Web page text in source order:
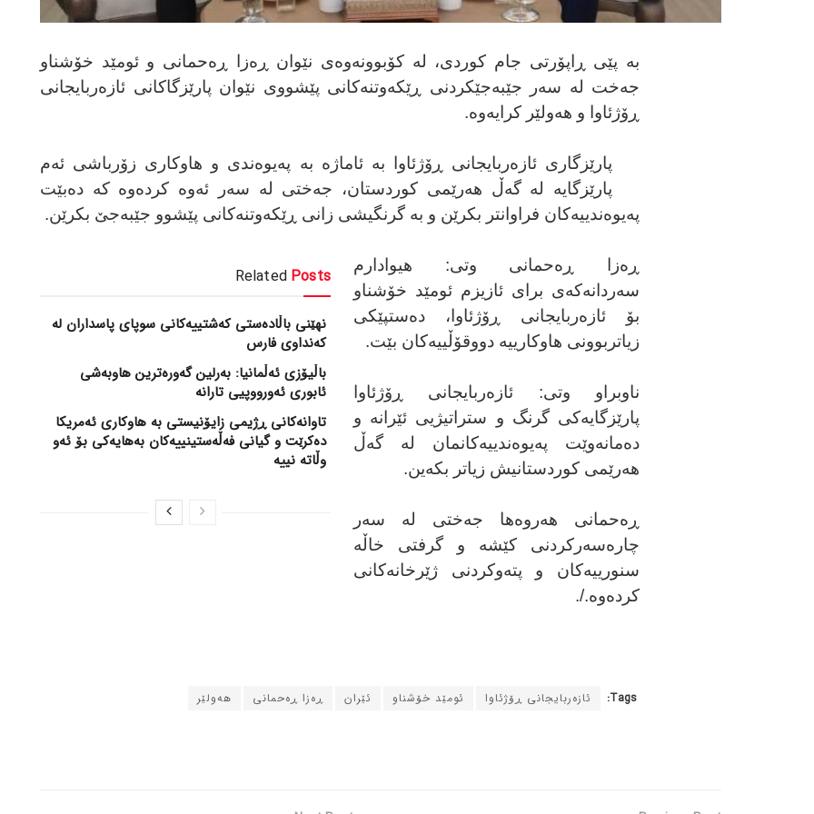
بە پێی ڕاپۆرتی جام کوردی، لە کۆبوونەوەی نێوان ڕەزا ڕەحمانی و ئومێد خۆشناو
جەخت لە سەر جێبەجێکردنی ڕێکەوتنەکانی پێشووی نێوان پارێزگاکانی ئازەربایجانی
ڕۆژئاوا و هەولێر کرایەوە.
پارێزگاری ئازەربایجانی ڕۆژئاوا بە ئاماژە بە پەیوەندی و هاوکاری زۆرباشی ئەم
پارێزگایە لە گەڵ هەرێمی کوردستان، جەختی لە سەر ئەوە کردەوە کە دەبێت
پەیوەندییەکان فراوانتر بکرێن و بە گرنگیشی زانی ڕێکەوتنەکانی پێشوو جێبەجێ بکرێن.
Related Posts
نهێنی باڵادەستی کەشتییەکانی سوپای پاسداران لە
کەنداوی فارس
باڵیۆزی ئەڵمانیا: بەرلین گەورەترین هاوبەشی
ئابوری ئەورووپیی تارانە
تاوانەکانی ڕژیمی زایۆنیستی بە هاوکاری ئەمریکا
دەکرێت و گیانی فەڵەستینییەکان بەهایەکی بۆ ئەو
وڵاتە نییە
ڕەزا ڕەحمانی وتی: هیوادارم
سەردانەکەی برای ئازیزم ئومێد خۆشناو
بۆ ئازەربایجانی ڕۆژئاوا، دەستپێکی
زیاتربوونی هاوکارییە دووقۆڵییەکان بێت.
ناوبراو وتی: ئازەربایجانی ڕۆژئاوا
پارێزگایەکی گرنگ و ستراتیژیی ئێرانە و
دەمانەوێت پەیوەندییەکانمان لە گەڵ
هەرێمی کوردستانیش زیاتر بکەین.
ڕەحمانی هەروەها جەختی لە سەر
چارەسەرکردنی کێشە و گرفتی خاڵە
سنورییەکان و پتەوکردنی ژێرخانەکانی
کردەوە./.
Tags: ئازەربایجانی ڕۆژئاوا ئومێد خۆشناو ئێران ڕەزا ڕەحمانی هەولێر